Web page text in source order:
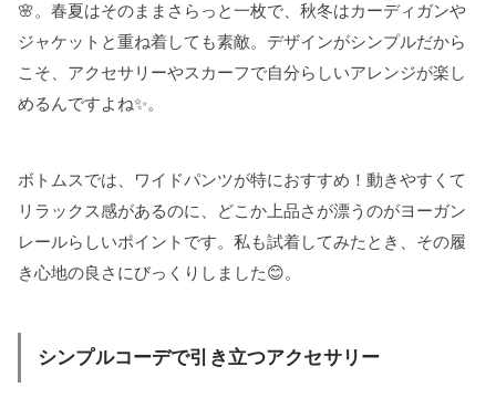
🌸。春夏はそのままさらっと一枚で、秋冬はカーディガンや
ジャケットと重ね着しても素敵。デザインがシンプルだから
こそ、アクセサリーやスカーフで自分らしいアレンジが楽し
めるんですよね✨。
ボトムスでは、ワイドパンツが特におすすめ！動きやすくて
リラックス感があるのに、どこか上品さが漂うのがヨーガン
レールらしいポイントです。私も試着してみたとき、その履
き心地の良さにびっくりしました😊。
シンプルコーデで引き立つアクセサリー